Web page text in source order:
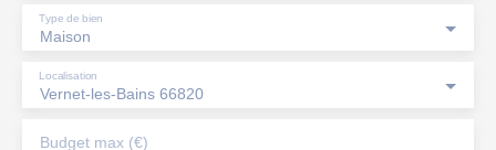
Maison
Type de bien
Vernet-les-Bains 66820
Localisation
Budget max (€)